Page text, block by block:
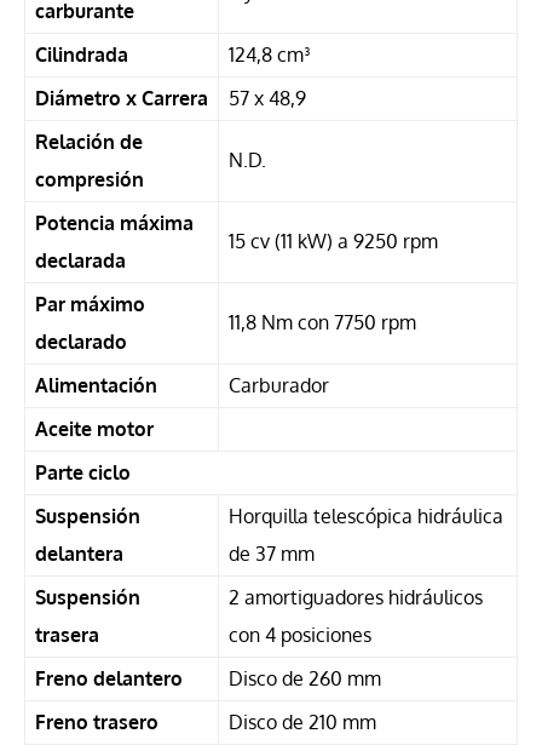
carburante
Cilindrada
124,8 cm³
Diámetro x Carrera
57 x 48,9
Relación de
compresión
N.D.
Potencia máxima
declarada
15 cv (11 kW) a 9250 rpm
Par máximo
declarado
11,8 Nm con 7750 rpm
Alimentación
Carburador
Aceite motor
Parte ciclo
Suspensión
delantera
Horquilla telescópica hidráulica
de 37 mm
Suspensión
trasera
2 amortiguadores hidráulicos
con 4 posiciones
Freno delantero
Disco de 260 mm
Freno trasero
Disco de 210 mm